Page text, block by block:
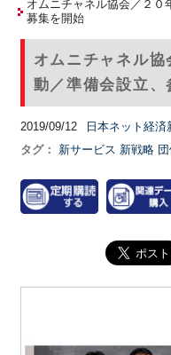
オムニチャネル協会／２０
募集を開始
オムニチャネル
動／準備会設立、
2019/09/12 日本ネット経済
タグ：
新サービス 新戦略